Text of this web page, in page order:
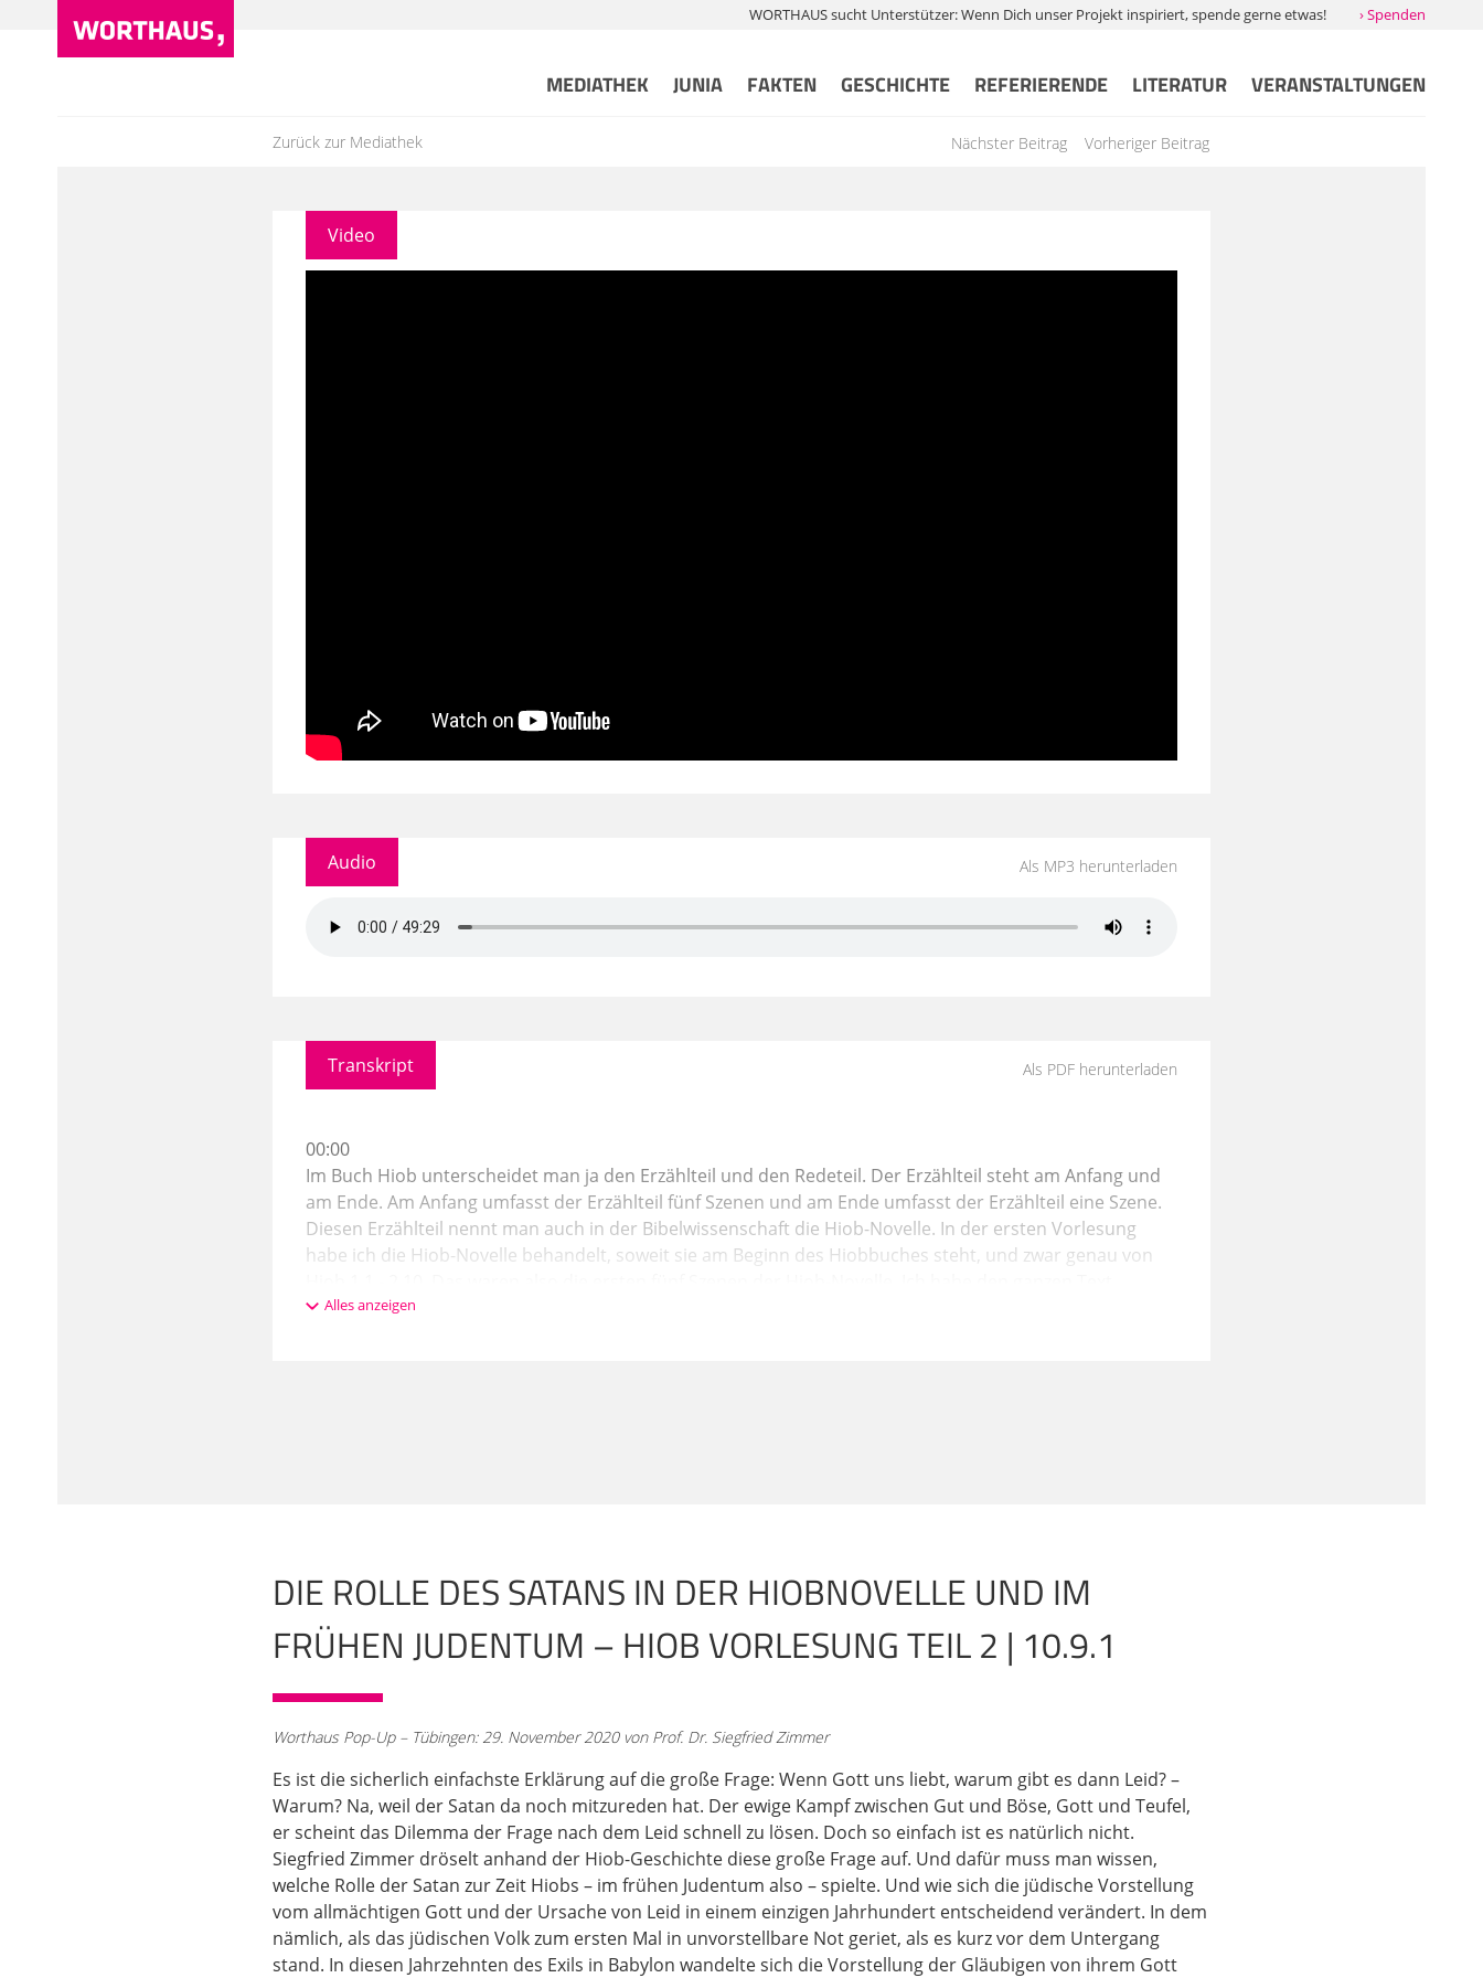
WORTHAUS sucht Unterstützer: Wenn Dich unser Projekt inspiriert, spende gerne etwas! › Spenden
MEDIATHEK JUNIA FAKTEN GESCHICHTE REFERIERENDE LITERATUR VERANSTALTUNGEN
Zurück zur Mediathek Vorheriger Beitrag
Nächster Beitrag
Video
Audio Als MP3 herunterladen
Transkript Als PDF herunterladen
00:00
Im Buch Hiob unterscheidet man ja den Erzählteil und den Redeteil. Der Erzählteil steht am Anfang und
am Ende. Am Anfang umfasst der Erzählteil fünf Szenen und am Ende umfasst der Erzählteil eine Szene.
Diesen Erzählteil nennt man auch in der Bibelwissenschaft die Hiob-Novelle. In der ersten Vorlesung
habe ich die Hiob-Novelle behandelt, soweit sie am Beginn des Hiobbuches steht, und zwar genau von
behandelt und so die Hintergrunderklärungen geboten,
Das sind die beiden Szenen, wo der Satan vorkommt. Hiob 1,6-12: "Und es geschah eines Tages, da
kamen die Söhne Gottes, um sich vor dem Herrn einzufinden. Und auch der Satan kam in ihrer Mitte.
Und der Herr sprach zum Satan: Woher kommst du? Und der Satan antwortete dem Herrn und sagte:
Vom Durchstreifen der Erde und vom Umherwandern auf ihr. Und der Herr sprach zum Satan: Hast du
achtgehabt auf meinen Knecht Hiob? Denn es gibt keinen wie ihn auf Erden, einen Mann so
und sagte: Ist Hiob etwa umsonst so gottesfürchtig? Hast du selbst nicht ihn und sein Haus und alles,
was er hat, rings umhegt? Das Werk seiner Hände hast du gesegnet und sein Besitz hat sich im Land
ausgebreitet. Strecke jedoch nur einmal deine Hand aus und taste alles an, was er hat,
03:04
ob er dir nicht ins Angesicht flucht. Da sprach der Herr zum Satan: Siehe, alles, was er hat, ist in deiner
Hand. Nur gegen ihn selbst strecke deine Hand nicht aus. Und der Satan ging vom Angesicht des Herrn
fort." Die vierte Szene, Hiob 2,1-7a: "Und es geschah eines Tages, da kamen die Söhne Gottes, um sich
vor dem Herrn einzufinden. Und auch der Satan kam in ihrer Mitte, um sich vor dem Herrn einzufinden.
Und der Herr sprach zum Satan: Von woher kommst du? Der Satan antwortete dem Herrn und sagte:
Alles anzeigen
DIE ROLLE DES SATANS IN DER HIOBNOVELLE UND IM
FRÜHEN JUDENTUM – HIOB VORLESUNG TEIL 2 | 10.9.1
Worthaus Pop-Up – Tübingen: 29. November 2020 von Prof. Dr. Siegfried Zimmer
Es ist die sicherlich einfachste Erklärung auf die große Frage: Wenn Gott uns liebt, warum gibt es dann Leid? –
Warum? Na, weil der Satan da noch mitzureden hat. Der ewige Kampf zwischen Gut und Böse, Gott und Teufel,
er scheint das Dilemma der Frage nach dem Leid schnell zu lösen. Doch so einfach ist es natürlich nicht.
Siegfried Zimmer dröselt anhand der Hiob-Geschichte diese große Frage auf. Und dafür muss man wissen,
welche Rolle der Satan zur Zeit Hiobs – im frühen Judentum also – spielte. Und wie sich die jüdische Vorstellung
vom allmächtigen Gott und der Ursache von Leid in einem einzigen Jahrhundert entscheidend verändert. In dem
nämlich, als das jüdischen Volk zum ersten Mal in unvorstellbare Not geriet, als es kurz vor dem Untergang
stand. In diesen Jahrzehnten des Exils in Babylon wandelte sich die Vorstellung der Gläubigen von ihrem Gott